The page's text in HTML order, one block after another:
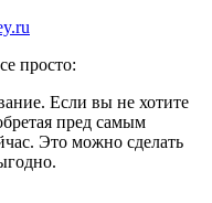
просто:
Если вы не хотите
пред самым
Это можно сделать